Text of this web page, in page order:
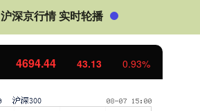
沪深京行情 实时轮播
4694.44 43.13 0.93%